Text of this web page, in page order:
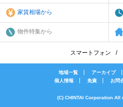
家賃相場から
物件特集から
スマートフォン
地域一覧 アーカイブ
個人情報
免責 お問
(C) CHINTAI Corporation